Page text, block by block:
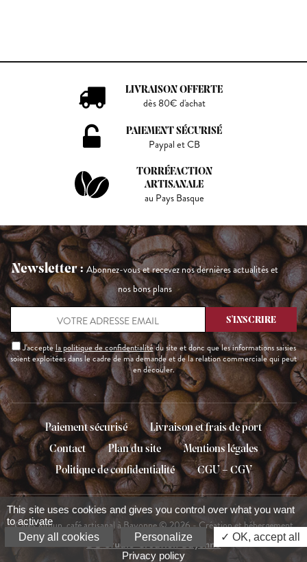
LIVRAISON OFFERTE
dès 80€ d'achat
PAIEMENT SÉCURISÉ
Paypal et CB
TORRÉFACTION
ARTISANALE
au Pays Basque
Newsletter :Abonnez-vous et recevez nos dernières actualités et
nos bons plans
J'acceptela politique de confidentialitédu site et donc que les informations saisies
soient exploitées dans le cadre de ma demande et de la relation commerciale qui peut
en découler.
Paiement sécurisé
Livraison et frais de port
Contact
Plan du site
Mentions légales
Politique de confidentialité
CGU – CGV
Cafés Ximun, café artisanal à Bayonne © 2026 - Création et hébergement
DG Studio Création Bayonne
This site uses cookies and gives you control over what you want
to activate
Deny all cookies
Personalize
OK, accept all
Privacy policy